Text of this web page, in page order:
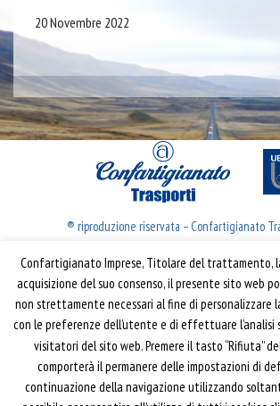
20 Novembre 2022
® riproduzione riservata – Confartigianato
Confartigianato Trasporti
Via S. Giovanni in Laterano, 152 | 00184
T: 06 70374.275
trasporti@confartigianato.it
confartigianatotrasporti@pec.it
Confartigianato Imprese, Titolare del trattamento,
acquisizione del suo consenso, il presente sito web
non strettamente necessari al fine di personalizzare
con le preferenze dell’utente e di effettuare l’analisi
visitatori del sito web. Premere il tasto “Rifiuta”
comporterà il permanere delle impostazioni di
continuazione della navigazione utilizzando